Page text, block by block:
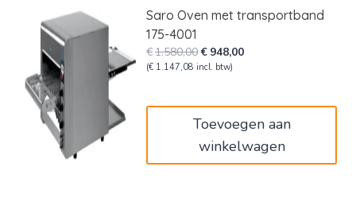
Saro Oven met transportband
175-4001
€1.580,00Oorspronkelijke
prijs
€ 948,00Huidige
(€ 1.147,08 incl. btw)
Toevoegen aan
winkelwagen